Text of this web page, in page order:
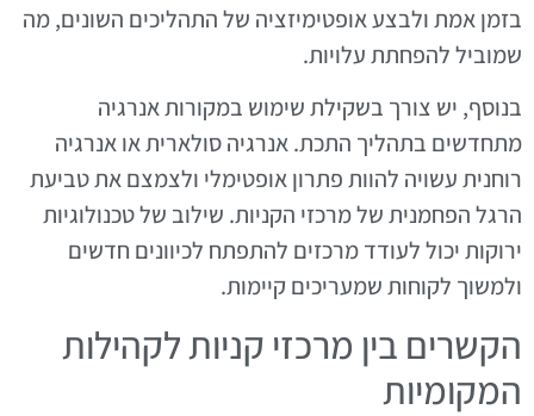
בזמן אמת ולבצע אופטימיזציה של התהליכים השונים, מה
שמוביל להפחתת עלויות.
בנוסף, יש צורך בשקילת שימוש במקורות אנרגיה
מתחדשים בתהליך התכת. אנרגיה סולארית או אנרגיה
רוחנית עשויה להוות פתרון אופטימלי ולצמצם את טביעת
הרגל הפחמנית של מרכזי הקניות. שילוב של טכנולוגיות
ירוקות יכול לעודד מרכזים להתפתח לכיוונים חדשים
ולמשוך לקוחות שמעריכים קיימות.
הקשרים בין מרכזי קניות לקהילות
המקומיות